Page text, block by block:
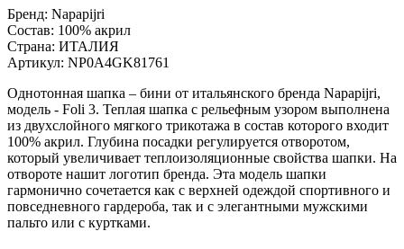
Бренд: Napapijri
Состав: 100% акрил
Страна: ИТАЛИЯ
Артикул: NP0A4GK81761
Однотонная шапка – бини от итальянского бренда Napapijri,
модель - Foli 3. Теплая шапка с рельефным узором выполнена
из двухслойного мягкого трикотажа в состав которого входит
100% акрил. Глубина посадки регулируется отворотом,
который увеличивает теплоизоляционные свойства шапки. На
отвороте нашит логотип бренда. Эта модель шапки
гармонично сочетается как с верхней одеждой спортивного и
повседневного гардероба, так и с элегантными мужскими
пальто или с куртками.